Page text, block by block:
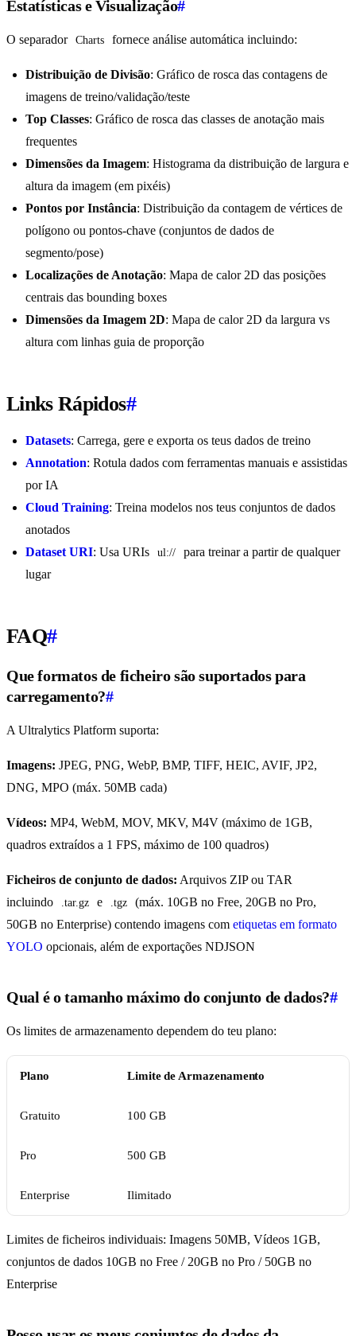
Estatísticas e Visualização#
O separador Charts fornece análise automática incluindo:
Distribuição de Divisão: Gráfico de rosca das contagens de
imagens de treino/validação/teste
Top Classes: Gráfico de rosca das classes de anotação mais
frequentes
Dimensões da Imagem: Histograma da distribuição de largura e
altura da imagem (em pixéis)
Pontos por Instância: Distribuição da contagem de vértices de
polígono ou pontos-chave (conjuntos de dados de
segmento/pose)
Localizações de Anotação: Mapa de calor 2D das posições
centrais das bounding boxes
Dimensões da Imagem 2D: Mapa de calor 2D da largura vs
altura com linhas guia de proporção
Links Rápidos#
Datasets: Carrega, gere e exporta os teus dados de treino
Annotation: Rotula dados com ferramentas manuais e assistidas
por IA
Cloud Training: Treina modelos nos teus conjuntos de dados
anotados
Dataset URI: Usa URIs ul://
para treinar a partir de qualquer
lugar
FAQ#
Que formatos de ficheiro são suportados para
carregamento?#
A Ultralytics Platform suporta:
Imagens: JPEG, PNG, WebP, BMP, TIFF, HEIC, AVIF, JP2,
DNG, MPO (máx. 50MB cada)
Vídeos: MP4, WebM, MOV, MKV, M4V (máximo de 1GB,
quadros extraídos a 1 FPS, máximo de 100 quadros)
Ficheiros de conjunto de dados: Arquivos ZIP ou TAR
incluindo
.tar.gz e .tgz
(máx. 10GB no Free, 20GB no Pro,
50GB no Enterprise) contendo imagens com etiquetas em formato
YOLO opcionais, além de exportações NDJSON
Qual é o tamanho máximo do conjunto de dados?#
Os limites de armazenamento dependem do teu plano:
Plano Limite de Armazenamento
Gratuito 100 GB
Pro 500 GB
Enterprise Ilimitado
Limites de ficheiros individuais: Imagens 50MB, Vídeos 1GB,
conjuntos de dados 10GB no Free / 20GB no Pro / 50GB no
Enterprise